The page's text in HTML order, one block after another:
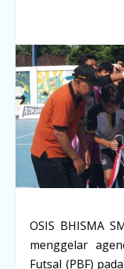
OSIS BHISMA
menggelar
Futsal (PBF)